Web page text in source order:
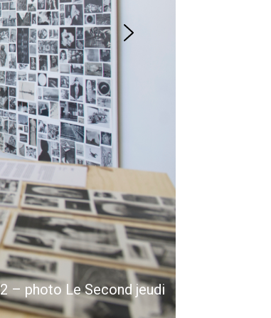
– photo Le Second jeudi